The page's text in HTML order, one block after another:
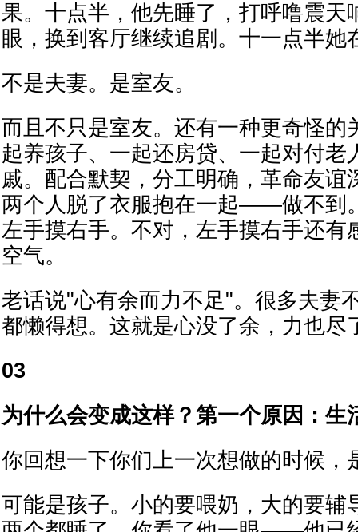
果。十点半，他先睡了，打呼噜震天
眼，换到客厅继续追剧。十一点半她
不是夫妻。是室友。
而且不只是室友。还有一种更奇怪
起养孩子、一起还房贷、一起对付老
戚。配合默契，分工明确，革命友谊
两个人脱了衣服抱在一起——做不到
左手摸右手。不对，左手摸右手还有
空气。
老话说"心有余而力不足"。很多夫妻
都懒得想。这就是心没了余，力也尽
03
为什么会变成这样？第一个原因：生
你回想一下你们上一次想做的时候，
可能是孩子。小的要喂奶，大的要辅